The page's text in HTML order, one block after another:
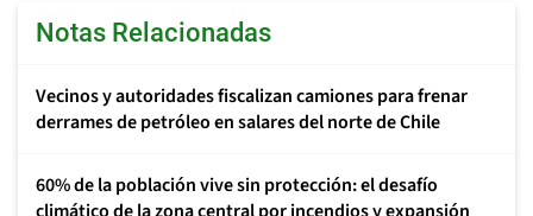
Notas Relacionadas
Vecinos y autoridades fiscalizan camiones para frenar
derrames de petróleo en salares del norte de Chile
60% de la población vive sin protección: el desafío